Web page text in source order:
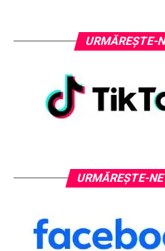
URMĂREȘTE-
URMĂREȘTE-